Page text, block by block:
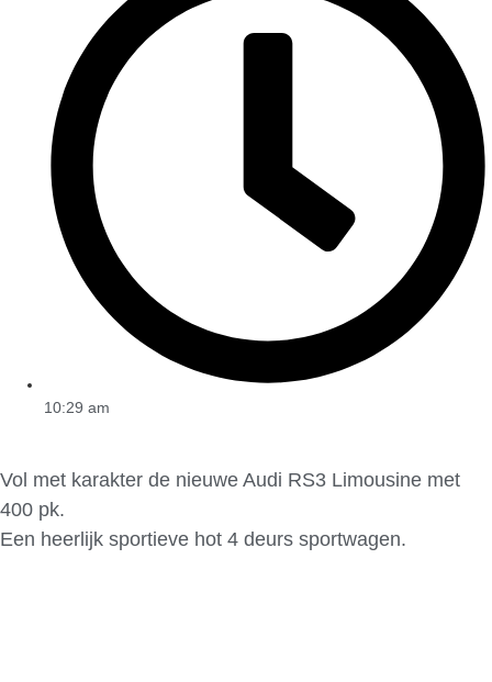
10:29 am
Vol met karakter de nieuwe Audi RS3 Limousine met
400 pk.
Een heerlijk sportieve hot 4 deurs sportwagen.